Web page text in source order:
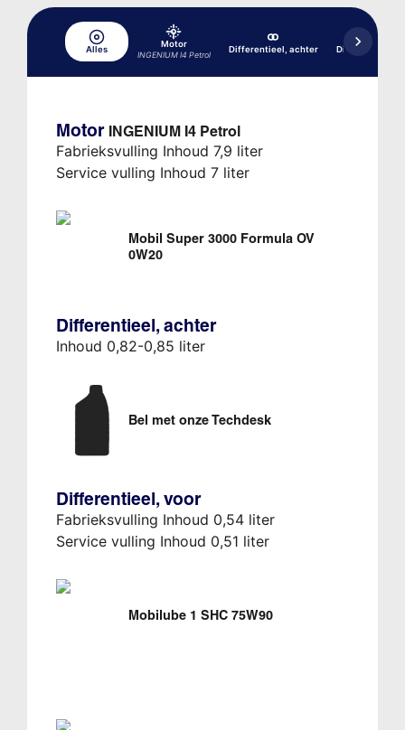
Alles
Motor
INGENIUM I4 Petrol
Differentieel, achter Differentieel,
Motor INGENIUM I4 Petrol
Fabrieksvulling Inhoud 7,9 liter
Service vulling Inhoud 7 liter
Mobil Super 3000 Formula OV
0W20
Differentieel, achter
Inhoud 0,82-0,85 liter
Bel met onze Techdesk
Differentieel, voor
Fabrieksvulling Inhoud 0,54 liter
Service vulling Inhoud 0,51 liter
Mobilube 1 SHC 75W90